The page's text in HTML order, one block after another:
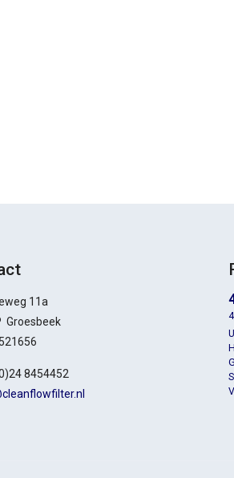
11a
Groesbeek
8454452